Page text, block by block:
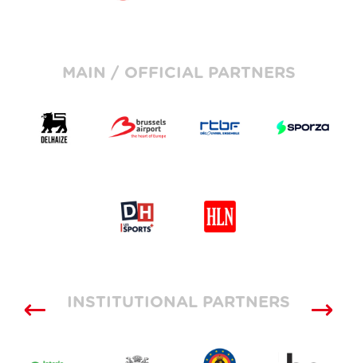
MAIN / OFFICIAL PARTNERS
INSTITUTIONAL PARTNERS